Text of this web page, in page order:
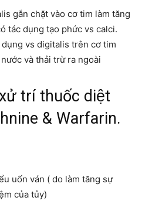
gắn chặt vào cơ tim làm tăng
tác dụng tạo phức vs calci.
vs digitalis trên cơ tim
và thải trừ ra ngoài
trí thuốc diệt
& Warfarin.
uốn ván ( do làm tăng sự
của tủy)